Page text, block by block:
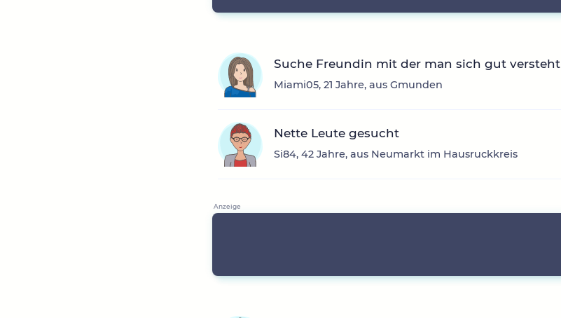
Suche Freundin mit der man sich gut versteht
Miami05, 21 Jahre, aus Gmunden
Nette Leute gesucht
Si84, 42 Jahre, aus Neumarkt im Hausruckkreis